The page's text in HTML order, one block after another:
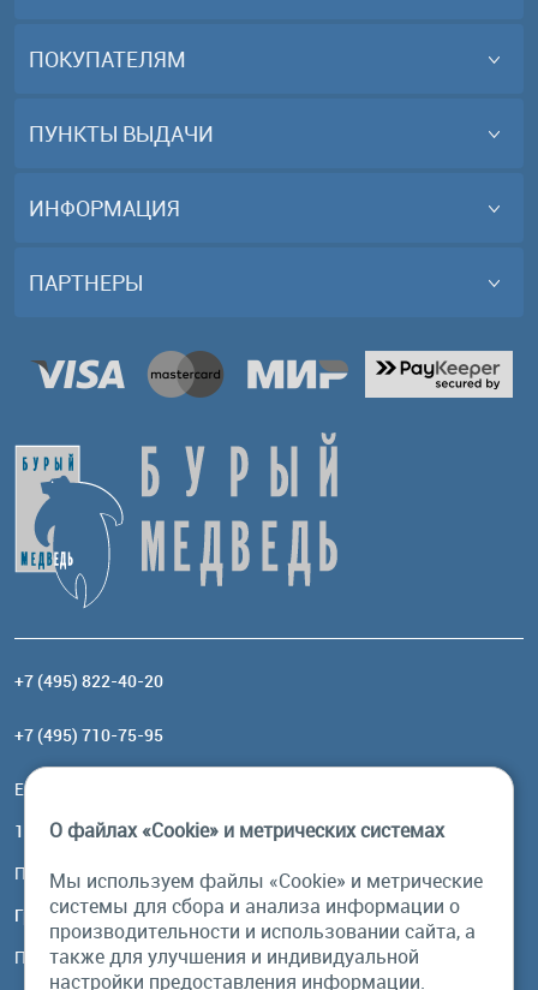
ПОКУПАТЕЛЯМ
ПУНКТЫ ВЫДАЧИ
ИНФОРМАЦИЯ
ПАРТНЕРЫ
+7 (495) 822-40-20
+7 (495) 710-75-95
Email:
117485, Москва, ул. Профсоюзная, 84/32, корп 1
Посмотреть на карте
График работы
Пн-Пт: с 10:00 до 18:00
О файлах «Cookie» и метрических системах
Мы используем файлы «Cookie» и метрические
системы для сбора и анализа информации о
производительности и использовании сайта, а
также для улучшения и индивидуальной
настройки предоставления информации.